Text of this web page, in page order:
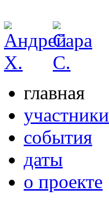
главная
участники
события
даты
о проекте